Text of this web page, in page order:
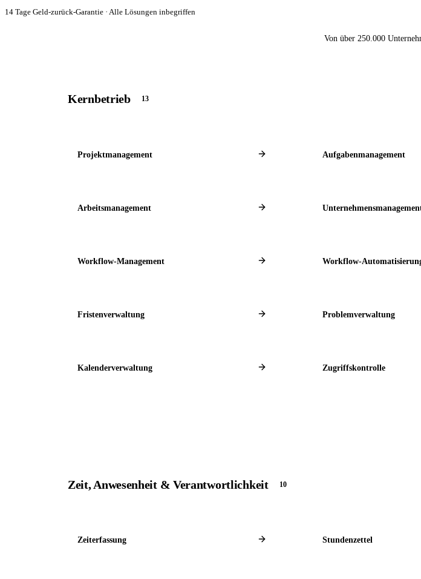
14 Tage Geld-zurück-Garantie · Alle Lösungen inbegriffen
Von über 250.000
Kernbetrieb 13
Projektmanagement Aufgabenmanagement
Arbeitsmanagement
Workflow-Management Workflow-
Fristenverwaltung Problemverwaltung
Kalenderverwaltung Zugriffskontrolle
Zeit, Anwesenheit & Verantwortlichkeit 10
Zeiterfassung Stundenzettel